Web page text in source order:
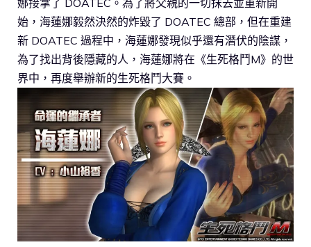
始，海蓮娜毅然決然的炸毀了 DOATEC 總部，但在重建
新 DOATEC 過程中，海蓮娜發現似乎還有潛伏的陰謀，
為了找出背後隱藏的人，海蓮娜將在《生死格鬥M》的世
界中，再度舉辦新的生死格鬥大賽。